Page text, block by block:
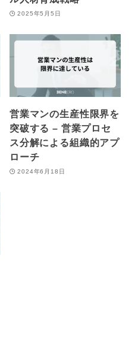
2025年5月5日
営業マンの生産性限界を
突破する – 営業プロセ
ス分解による組織的アプ
ローチ
2024年6月18日